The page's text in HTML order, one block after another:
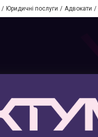
Юридичні послуги Адвокати